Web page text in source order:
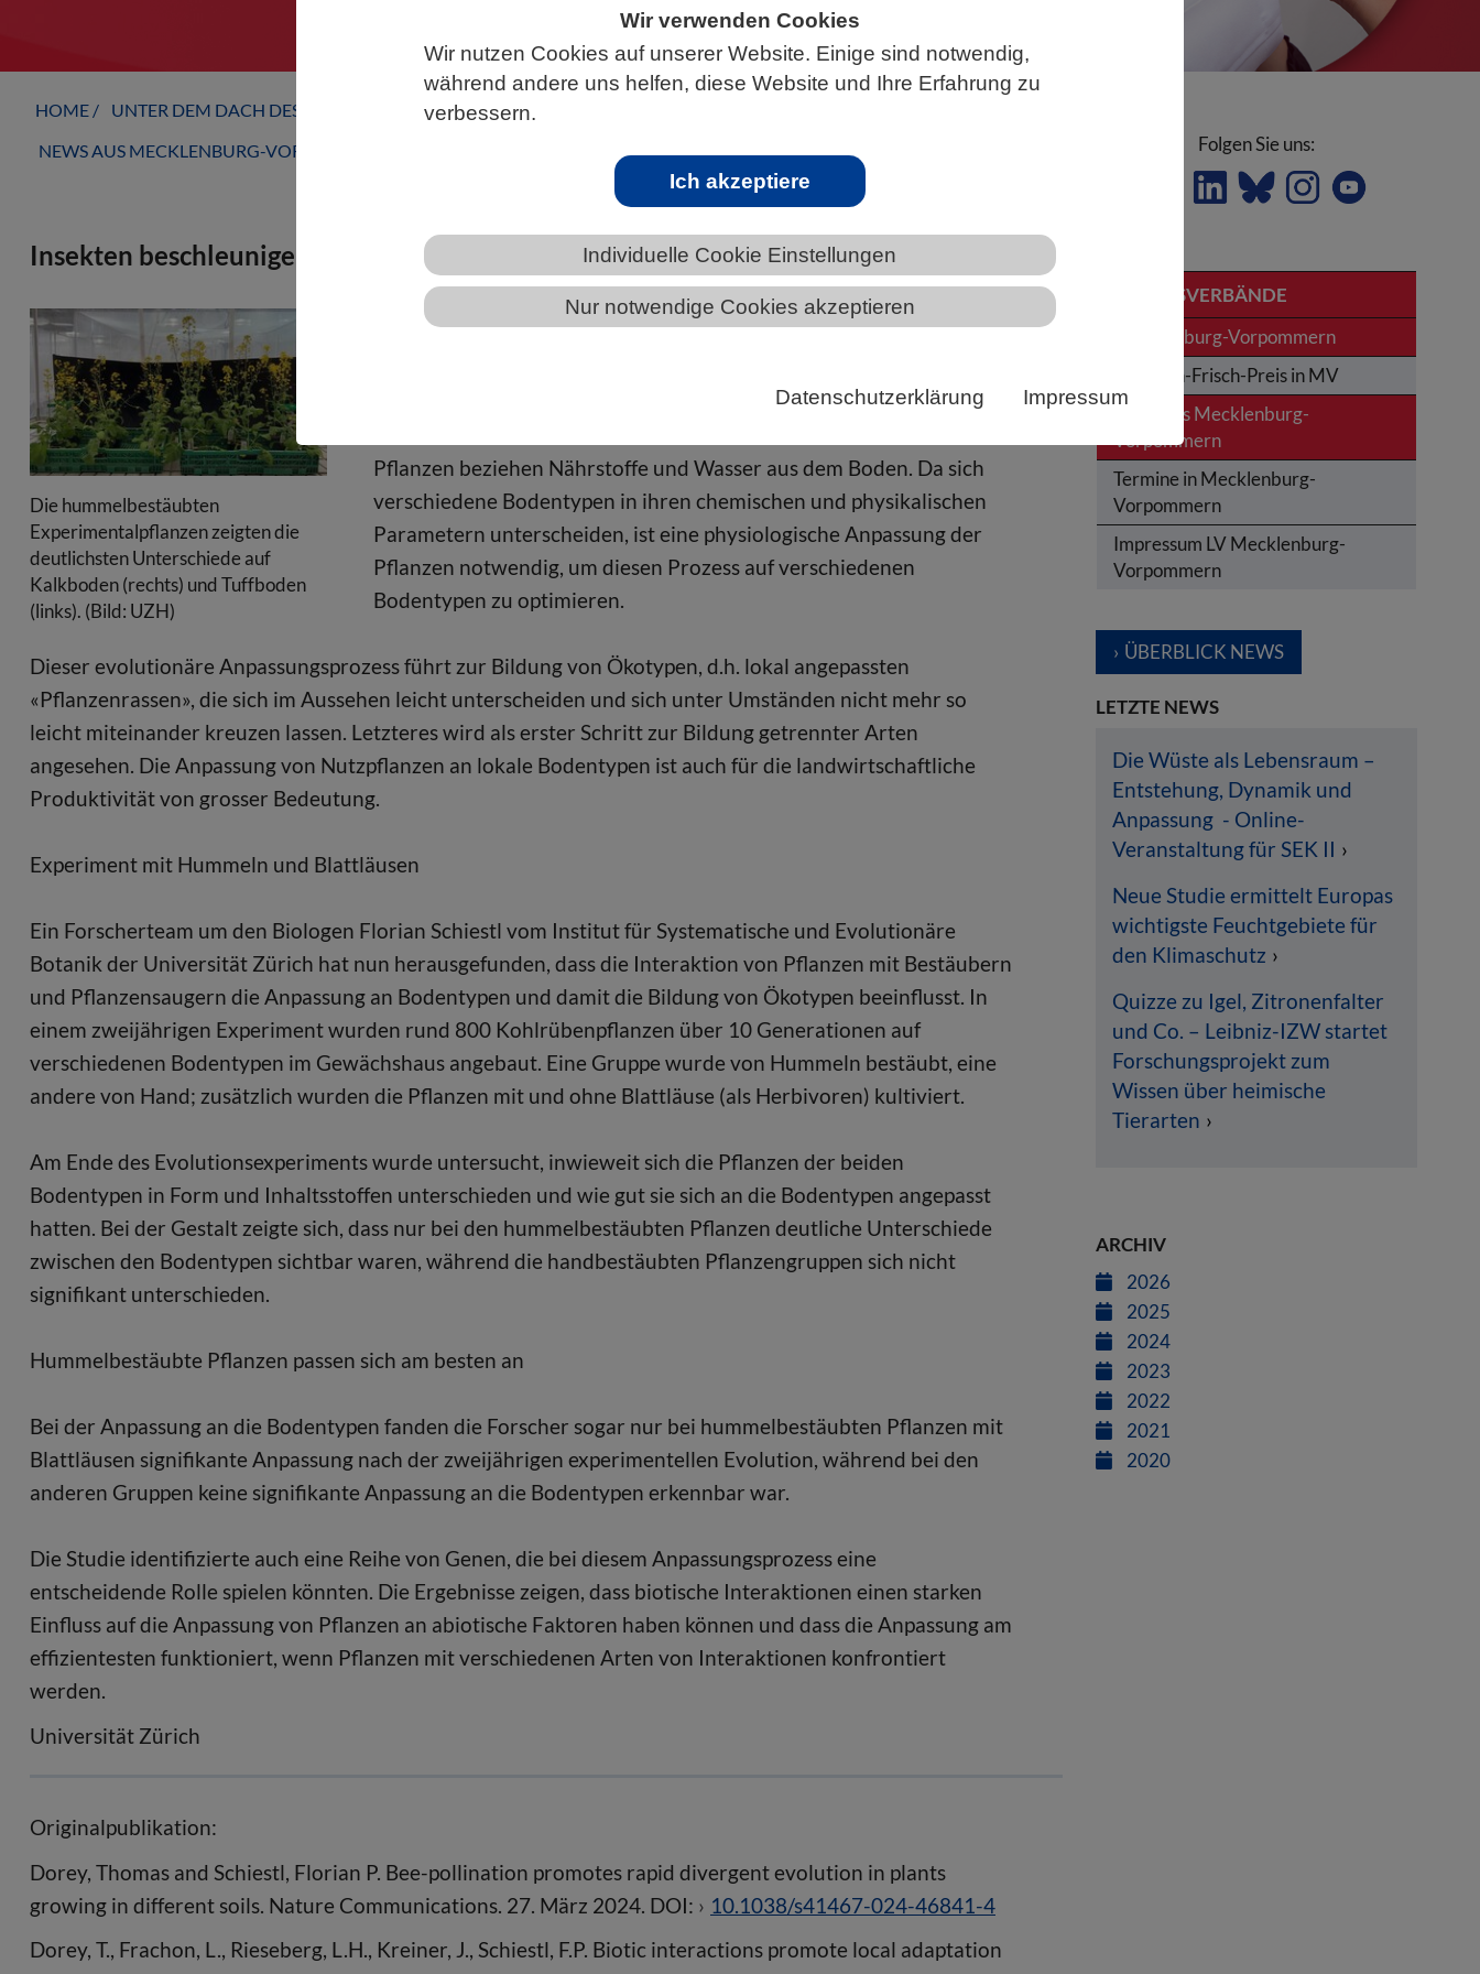
Wir verwenden Cookies
Wir nutzen Cookies auf unserer Website. Einige sind notwendig,
während andere uns helfen, diese Website und Ihre Erfahrung zu
verbessern.
Ich akzeptiere
Individuelle Cookie Einstellungen
Nur notwendige Cookies akzeptieren
Datenschutzerklärung Impressum
HOME UNTER DEM DACH DES VBIO LANDESVERBÄNDE
NEWS AUS MECKLENBURG-VORPOMMERN
Insekten beschleunigen die Evolution von Pflanzen
Die hummelbestäubten
Experimentalpflanzen zeigten die
deutlichsten Unterschiede auf
Kalkboden (rechts) und Tuffboden
(links). (Bild: UZH)
Pflanzen profitieren von verschiedenen Interaktionen mit
bestäubt werden und sich gegen Fressfeinde wehren müssen,
Pflanzen beziehen Nährstoffe und Wasser aus dem Boden. Da sich
verschiedene Bodentypen in ihren chemischen und physikalischen
Parametern unterscheiden, ist eine physiologische Anpassung der
Pflanzen notwendig, um diesen Prozess auf verschiedenen
Bodentypen zu optimieren.
Dieser evolutionäre Anpassungsprozess führt zur Bildung von Ökotypen, d.h. lokal angepassten
«Pflanzenrassen», die sich im Aussehen leicht unterscheiden und sich unter Umständen nicht mehr so
leicht miteinander kreuzen lassen. Letzteres wird als erster Schritt zur Bildung getrennter Arten
angesehen. Die Anpassung von Nutzpflanzen an lokale Bodentypen ist auch für die landwirtschaftliche
Produktivität von grosser Bedeutung.
Experiment mit Hummeln und Blattläusen
Ein Forscherteam um den Biologen Florian Schiestl vom Institut für Systematische und Evolutionäre
Botanik der Universität Zürich hat nun herausgefunden, dass die Interaktion von Pflanzen mit Bestäubern
und Pflanzensaugern die Anpassung an Bodentypen und damit die Bildung von Ökotypen beeinflusst. In
einem zweijährigen Experiment wurden rund 800 Kohlrübenpflanzen über 10 Generationen auf
verschiedenen Bodentypen im Gewächshaus angebaut. Eine Gruppe wurde von Hummeln bestäubt, eine
andere von Hand; zusätzlich wurden die Pflanzen mit und ohne Blattläuse (als Herbivoren) kultiviert.
Am Ende des Evolutionsexperiments wurde untersucht, inwieweit sich die Pflanzen der beiden
Bodentypen in Form und Inhaltsstoffen unterschieden und wie gut sie sich an die Bodentypen angepasst
hatten. Bei der Gestalt zeigte sich, dass nur bei den hummelbestäubten Pflanzen deutliche Unterschiede
zwischen den Bodentypen sichtbar waren, während die handbestäubten Pflanzengruppen sich nicht
signifikant unterschieden.
Hummelbestäubte Pflanzen passen sich am besten an
Bei der Anpassung an die Bodentypen fanden die Forscher sogar nur bei hummelbestäubten Pflanzen mit
Blattläusen signifikante Anpassung nach der zweijährigen experimentellen Evolution, während bei den
anderen Gruppen keine signifikante Anpassung an die Bodentypen erkennbar war.
Die Studie identifizierte auch eine Reihe von Genen, die bei diesem Anpassungsprozess eine
entscheidende Rolle spielen könnten. Die Ergebnisse zeigen, dass biotische Interaktionen einen starken
Einfluss auf die Anpassung von Pflanzen an abiotische Faktoren haben können und dass die Anpassung am
effizientesten funktioniert, wenn Pflanzen mit verschiedenen Arten von Interaktionen konfrontiert
werden.
Universität Zürich
Originalpublikation:
Dorey, Thomas and Schiestl, Florian P. Bee-pollination promotes rapid divergent evolution in plants
growing in different soils. Nature Communications. 27. März 2024. DOI:
10.1038/s41467-024-46841-4
Dorey, T., Frachon, L., Rieseberg, L.H., Kreiner, J., Schiestl, F.P. Biotic interactions promote local adaptation
Folgen Sie uns:
LANDESVERBÄNDE
Mecklenburg-Vorpommern
Karl-von-Frisch-Preis in MV
News aus Mecklenburg-
Vorpommern
Termine in Mecklenburg-
Vorpommern
Impressum LV Mecklenburg-
Vorpommern
ÜBERBLICK NEWS
LETZTE NEWS
Die Wüste als Lebensraum –
Entstehung, Dynamik und
Anpassung - Online-
Veranstaltung für SEK II
Neue Studie ermittelt Europas
wichtigste Feuchtgebiete für
den Klimaschutz
Quizze zu Igel, Zitronenfalter
und Co. – Leibniz-IZW startet
Forschungsprojekt zum
Wissen über heimische
Tierarten
ARCHIV
2026
2025
2024
2023
2022
2021
2020